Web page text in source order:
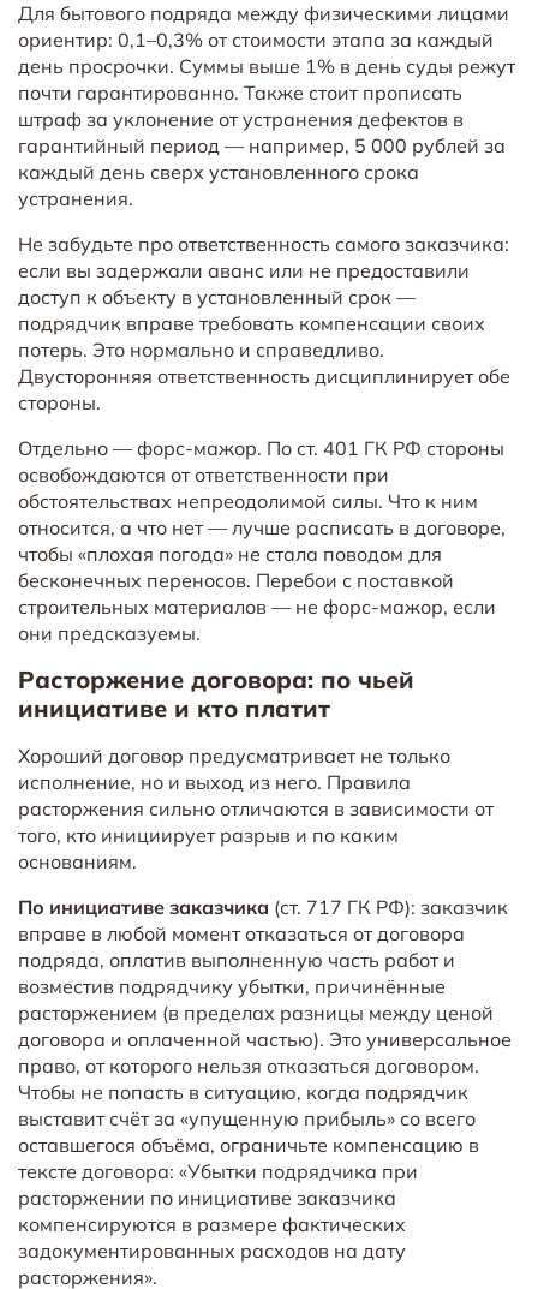
Для бытового подряда между физическими лицами
ориентир: 0,1–0,3% от стоимости этапа за каждый
день просрочки. Суммы выше 1% в день суды режут
почти гарантированно. Также стоит прописать
штраф за уклонение от устранения дефектов в
гарантийный период — например, 5 000 рублей за
каждый день сверх установленного срока
устранения.
Не забудьте про ответственность самого заказчика:
если вы задержали аванс или не предоставили
доступ к объекту в установленный срок —
подрядчик вправе требовать компенсации своих
потерь. Это нормально и справедливо.
Двусторонняя ответственность дисциплинирует обе
стороны.
Отдельно — форс-мажор. По ст. 401 ГК РФ стороны
освобождаются от ответственности при
обстоятельствах непреодолимой силы. Что к ним
относится, а что нет — лучше расписать в договоре,
чтобы «плохая погода» не стала поводом для
бесконечных переносов. Перебои с поставкой
строительных материалов — не форс-мажор, если
они предсказуемы.
Расторжение договора: по чьей
инициативе и кто платит
Хороший договор предусматривает не только
исполнение, но и выход из него. Правила
расторжения сильно отличаются в зависимости от
того, кто инициирует разрыв и по каким
основаниям.
По инициативе заказчика (ст. 717 ГК РФ): заказчик
вправе в любой момент отказаться от договора
подряда, оплатив выполненную часть работ и
возместив подрядчику убытки, причинённые
расторжением (в пределах разницы между ценой
договора и оплаченной частью). Это универсальное
право, от которого нельзя отказаться договором.
Чтобы не попасть в ситуацию, когда подрядчик
выставит счёт за «упущенную прибыль» со всего
оставшегося объёма, ограничьте компенсацию в
тексте договора: «Убытки подрядчика при
расторжении по инициативе заказчика
компенсируются в размере фактических
задокументированных расходов на дату
расторжения».